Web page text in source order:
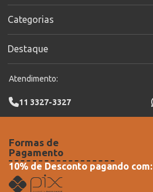
Categorias
Destaque
Atendimento:
11 3327-3327
Formas de
Pagamento
10% de Desconto pagando com: